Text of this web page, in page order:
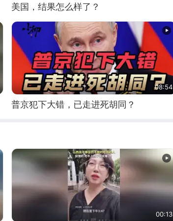
美国，结果怎么样了？
08:54
普京犯下大错，已走进死胡同？
00:13